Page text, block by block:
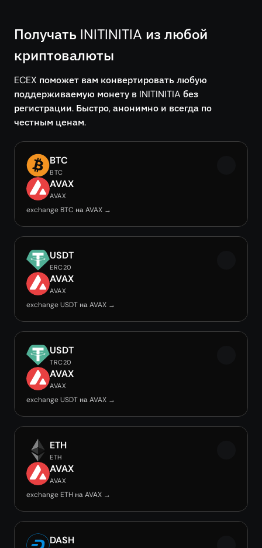
Получать INITINITIA из любой
криптовалюты
ECEX поможет вам конвертировать любую
поддерживаемую монету в INITINITIA без
регистрации. Быстро, анонимно и всегда по
честным ценам.
BTC
BTC
AVAX
AVAX
exchange BTC на AVAX →
USDT
ERC20
AVAX
AVAX
exchange USDT на AVAX →
USDT
TRC20
AVAX
AVAX
exchange USDT на AVAX →
ETH
ETH
AVAX
AVAX
exchange ETH на AVAX →
DASH